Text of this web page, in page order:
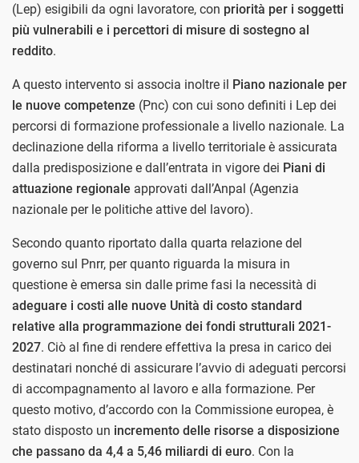
(Lep) esigibili da ogni lavoratore, con priorità per i soggetti
più vulnerabili e i percettori di misure di sostegno al
reddito.
A questo intervento si associa inoltre il Piano nazionale per
le nuove competenze (Pnc) con cui sono definiti i Lep dei
percorsi di formazione professionale a livello nazionale. La
declinazione della riforma a livello territoriale è assicurata
dalla predisposizione e dall’entrata in vigore dei Piani di
attuazione regionale approvati dall’Anpal (Agenzia
nazionale per le politiche attive del lavoro).
Secondo quanto riportato dalla quarta relazione del
governo sul Pnrr, per quanto riguarda la misura in
questione è emersa sin dalle prime fasi la necessità di
adeguare i costi alle nuove Unità di costo standard
relative alla programmazione dei fondi strutturali 2021-
2027. Ciò al fine di rendere effettiva la presa in carico dei
destinatari nonché di assicurare l’avvio di adeguati percorsi
di accompagnamento al lavoro e alla formazione. Per
questo motivo, d’accordo con la Commissione europea, è
stato disposto un incremento delle risorse a disposizione
che passano da 4,4 a 5,46 miliardi di euro. Con la